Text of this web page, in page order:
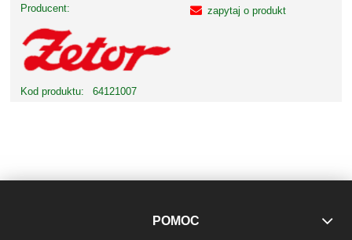
Producent:
Kod produktu: 64121007
zapytaj o produkt
POMOC